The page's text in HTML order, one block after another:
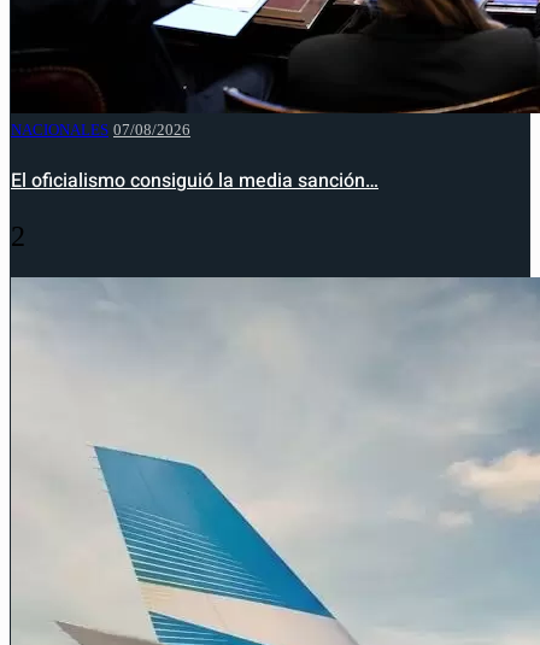
NACIONALES 07/08/2026
El oficialismo consiguió la media sanción…
2